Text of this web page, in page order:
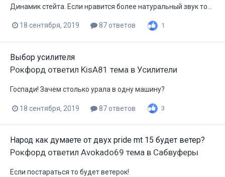
Динамик стейта. Если нравится более натуральный звук то...
18 сентября, 2019 87 ответов 1
Выбор усилителя
Рокфорд ответил KisA81 тема в Усилители
Госпади! Зачем столько урала в одну машину?
18 сентября, 2019 87 ответов 3
Народ как думаете от двух pride mt 15 будет ветер?
Рокфорд ответил Avokado69 тема в Сабвуферы
Если постараться то будет ветерок!